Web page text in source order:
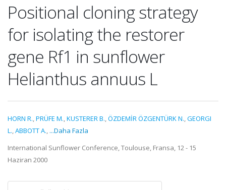
Positional cloning strategy
for isolating the restorer
gene Rf1 in sunflower
Helianthus annuus L
HORN R.,PRÜFE M.,KUSTERER B.,ÖZDEMİR ÖZGENTÜRK N.,GEORGI
L.,ABBOTT A., ...Daha Fazla
International Sunflower Conference, Toulouse, Fransa, 12 - 15
Haziran 2000